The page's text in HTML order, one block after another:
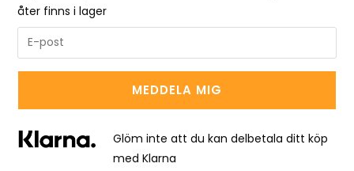
åter finns i lager
n
t
r
y
MEDDELA MIG
Glöm inte att du kan delbetala ditt köp
med Klarna